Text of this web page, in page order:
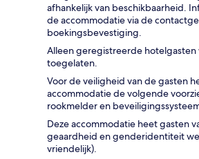
afhankelijk van beschikbaarheid.
de accommodatie via de
boekingsbevestiging.
Alleen geregistreerde hotelgasten
toegelaten.
Voor de veiligheid van de gasten
accommodatie de volgende
rookmelder en
Deze accommodatie heet gasten
geaardheid en genderidentiteit
vriendelijk).